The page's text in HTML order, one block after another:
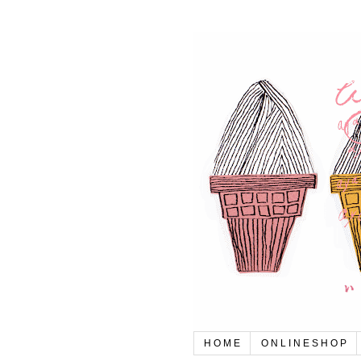
H O M E O N L I N E S H O P